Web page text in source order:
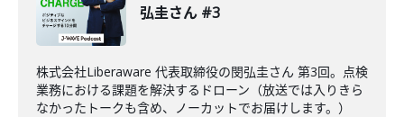
弘圭さん #3
株式会社Liberaware 代表取締役の閔弘圭さん 第3回。点検
業務における課題を解決するドローン（放送では入りきら
なかったトークも含め、ノーカットでお届けします。）